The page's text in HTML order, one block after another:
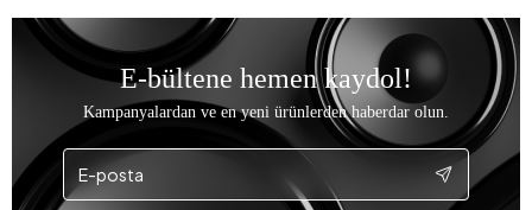
E-bültene hemen kaydol!
Kampanyalardan ve en yeni ürünlerden haberdar olun.